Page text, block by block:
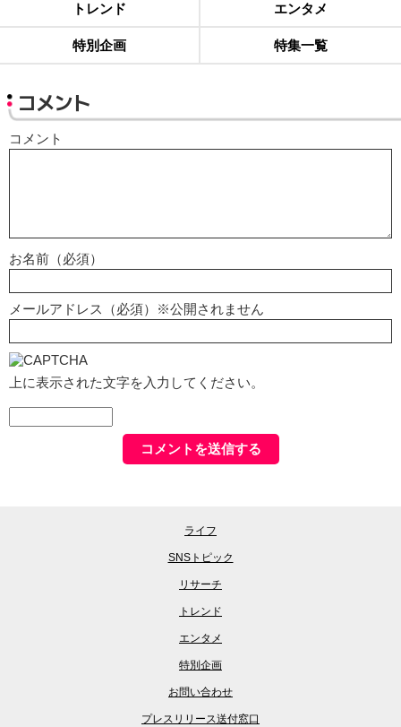
トレンド エンタメ
特別企画 特集一覧
コメント
コメント
お名前（必須）
メールアドレス（必須）※公開されません
上に表示された文字を入力してください。
ライフ
SNSトピック
リサーチ
トレンド
エンタメ
特別企画
お問い合わせ
プレスリリース送付窓口